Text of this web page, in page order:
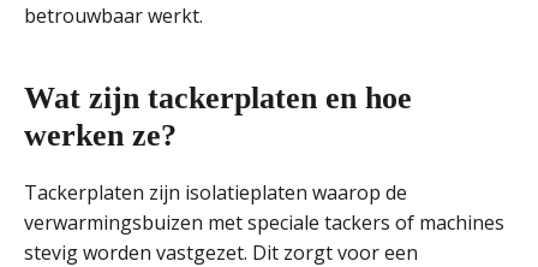
betrouwbaar werkt.
Wat zijn tackerplaten en hoe
werken ze?
Tackerplaten zijn isolatieplaten waarop de
verwarmingsbuizen met speciale tackers of machines
stevig worden vastgezet. Dit zorgt voor een